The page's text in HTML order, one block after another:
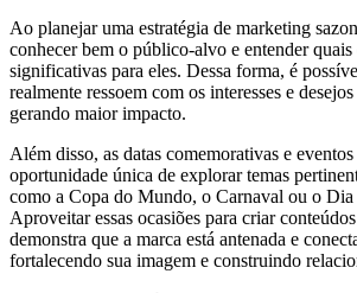
Ao planejar uma estratégia de marketing
conhecer bem o público-alvo e entender quais
significativas para eles. Dessa forma, é
realmente ressoem com os interesses e
gerando maior impacto.
Além disso, as datas comemorativas e
oportunidade única de explorar temas
como a Copa do Mundo, o Carnaval ou o Dia
Aproveitar essas ocasiões para criar
demonstra que a marca está antenada e
fortalecendo sua imagem e construindo